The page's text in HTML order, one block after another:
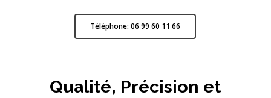
Téléphone: 06 99 60 11 66
Qualité, Précision et